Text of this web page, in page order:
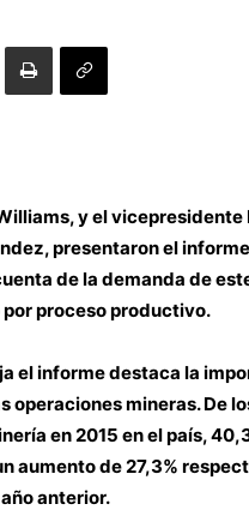
y el
presentaron el
de la demanda de
proceso productivo.
el informe destaca la
operaciones mineras. De
en 2015 en el país,
aumento de 27,3%
anterior.